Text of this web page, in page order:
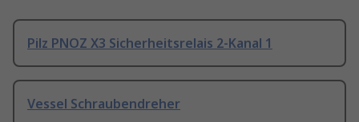
Pilz PNOZ X3 Sicherheitsrelais 2-Kanal 1
Vessel Schraubendreher